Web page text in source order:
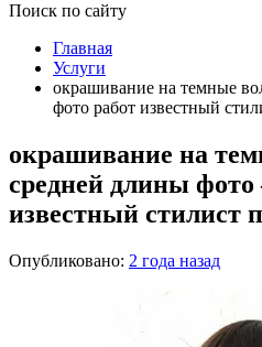
Поиск по сайту
Главная
Услуги
окрашивание на темные
фото работ известный
окрашивание на
средней длины
известный стилист
Опубликовано: 2 года назад